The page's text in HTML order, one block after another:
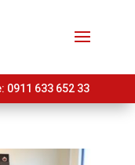
0911 633 652 33